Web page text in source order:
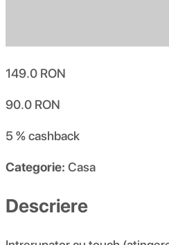
149.0 RON
90.0 RON
5 %cashback
Categorie: Casa
Descriere